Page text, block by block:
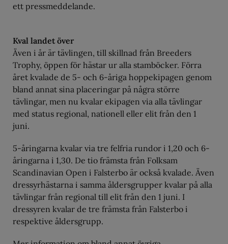
ett pressmeddelande.
Kval landet över
Även i år är tävlingen, till skillnad från Breeders
Trophy, öppen för hästar ur alla stamböcker. Förra
året kvalade de 5- och 6-åriga hoppekipagen genom
bland annat sina placeringar på några större
tävlingar, men nu kvalar ekipagen via alla tävlingar
med status regional, nationell eller elit från den 1
juni.
5-åringarna kvalar via tre felfria rundor i 1,20 och 6-
åringarna i 1,30. De tio främsta från Folksam
Scandinavian Open i Falsterbo är också kvalade. Även
dressyrhästarna i samma åldersgrupper kvalar på alla
tävlingar från regional till elit från den 1 juni. I
dressyren kvalar de tre främsta från Falsterbo i
respektive åldersgrupp.